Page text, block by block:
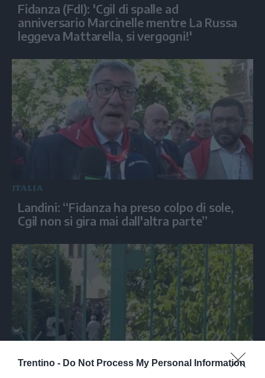
Trentino - Do Not Process My Personal Information
Fidanza (FdI): 'Cgil di spalle ad
anniversario Marcinelle mentre La Russa
leggeva Mattarella, si vergogni!'
ITALIA
Landini: “Fidanza ha preso colpo di sole,
Cgil non si gira mai dall'altra parte”